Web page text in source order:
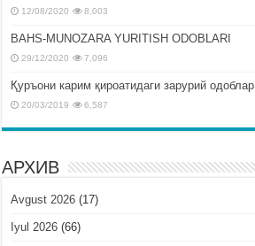
12/08/2020 8,003
BAHS-MUNOZARA YURITISH ODOBLARI
29/12/2020 7,096
Қуръони карим қироатидаги зарурий одоблар
20/03/2019 6,587
АРХИВ
Avgust 2026 (17)
Iyul 2026 (66)